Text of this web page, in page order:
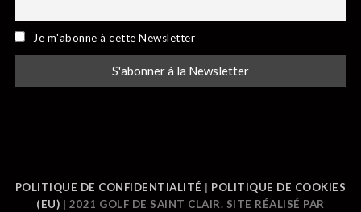
Je m'abonne à cette Newsletter
POLITIQUE DE CONFIDENTIALITÉ | POLITIQUE DE COOKIES
(EU) | 2021 GOLF DE SAINT CLAIR. SITE RÉALISÉ PAR